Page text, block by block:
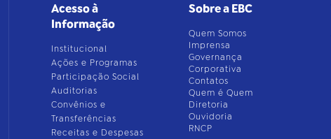
Acesso à
Informação
Institucional
Ações e Programas
Participação Social
Auditorias
Convênios e
Transferências
Receitas e Despesas
Sobre a EBC
Quem Somos
Imprensa
Governança
Corporativa
Contatos
Quem é Quem
Diretoria
Ouvidoria
RNCP